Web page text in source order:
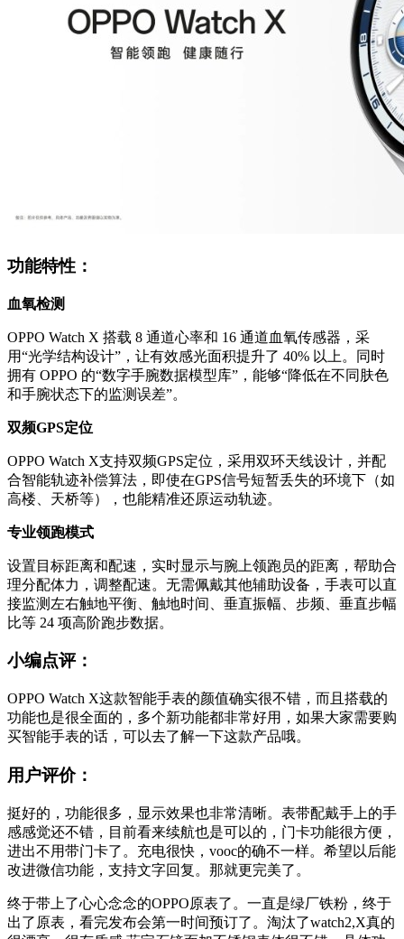
功能特性：
血氧检测
OPPO Watch X 搭载 8 通道心率和 16 通道血氧传感器，采
用“光学结构设计”，让有效感光面积提升了 40% 以上。同时
拥有 OPPO 的“数字手腕数据模型库”，能够“降低在不同肤色
和手腕状态下的监测误差”。
双频GPS定位
OPPO Watch X支持双频GPS定位，采用双环天线设计，并配
合智能轨迹补偿算法，即使在GPS信号短暂丢失的环境下（如
高楼、天桥等），也能精准还原运动轨迹。
专业领跑模式
设置目标距离和配速，实时显示与腕上领跑员的距离，帮助合
理分配体力，调整配速。无需佩戴其他辅助设备，手表可以直
接监测左右触地平衡、触地时间、垂直振幅、步频、垂直步幅
比等 24 项高阶跑步数据。
小编点评：
OPPO Watch X这款智能手表的颜值确实很不错，而且搭载的
功能也是很全面的，多个新功能都非常好用，如果大家需要购
买智能手表的话，可以去了解一下这款产品哦。
用户评价：
挺好的，功能很多，显示效果也非常清晰。表带配戴手上的手
感感觉还不错，目前看来续航也是可以的，门卡功能很方便，
进出不用带门卡了。充电很快，vooc的确不一样。希望以后能
改进微信功能，支持文字回复。那就更完美了。
终于带上了心心念念的OPPO原表了。一直是绿厂铁粉，终于
出了原表，看完发布会第一时间预订了。淘汰了watch2,X真的